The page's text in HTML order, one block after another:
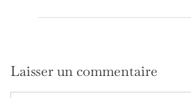
Laisser un commentaire